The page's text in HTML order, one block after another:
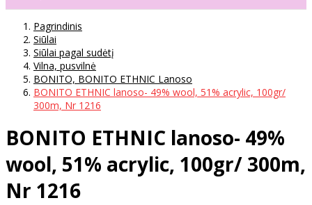
Pagrindinis
Siūlai
Siūlai pagal sudėtį
Vilna, pusvilnė
BONITO, BONITO ETHNIC Lanoso
BONITO ETHNIC lanoso- 49% wool, 51% acrylic, 100gr/
300m, Nr 1216
BONITO ETHNIC lanoso- 49%
wool, 51% acrylic, 100gr/ 300m,
Nr 1216